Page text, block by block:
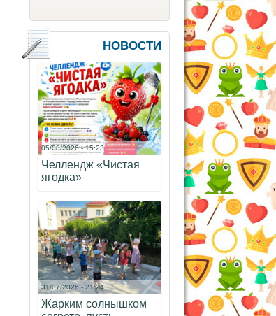
НОВОСТИ
05/08/2026 - 15:23
Челлендж «Чистая
ягодка»
31/07/2026 - 21:24
Жарким солнышком